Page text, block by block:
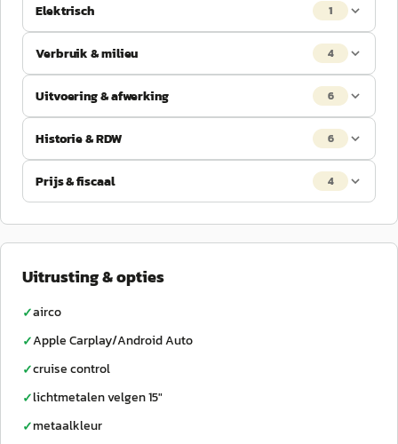
Elektrisch 1
Verbruik & milieu 4
Uitvoering & afwerking 6
Historie & RDW 6
Prijs & fiscaal 4
Uitrusting & opties
✓airco
✓Apple Carplay/Android Auto
✓cruise control
✓lichtmetalen velgen 15"
✓metaalkleur